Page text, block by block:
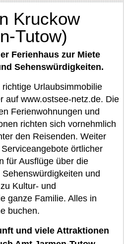
Kruckow
Tutow)
Ferienhaus zur Miete
Sehenswürdigkeiten.
Urlaubsimmobilie
auf www.ostsee-netz.de. Die
Ferienwohnungen und
richten sich vornehmlich
den Reisenden. Weiter
örtlicher
für Ausflüge über die
und
Kultur- und
ganze Familie. Alles in
buchen.
und viele Attraktionen